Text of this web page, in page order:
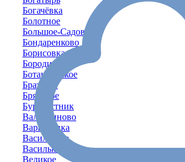
Богачёвка
Болотное
Большое-Садовое
Бондаренково
Борисовка
Бородино
Ботаническое
Братское
Брянское
Буревестник
Валентиново
Варваровка
Васильевка
Васильковое
Великое